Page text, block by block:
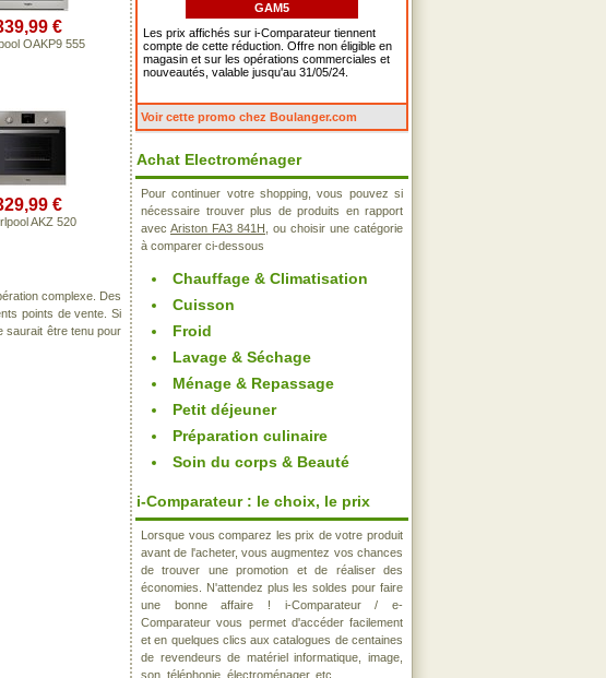
€
OAKP9 555
€
AKZ 520
complexe. Des
points de vente. Si
saurait être tenu pour
GAM5
Les prix affichés sur i-Comparateur tiennent
compte de cette réduction. Offre non éligible en
magasin et sur les opérations commerciales et
nouveautés, valable jusqu'au 31/05/24.
Voir cette promo chez Boulanger.com
Achat Electroménager
Pour continuer votre shopping, vous pouvez si
nécessaire trouver plus de produits en rapport
avec Ariston FA3 841H , ou choisir une catégorie
à comparer ci-dessous
Chauffage & Climatisation
Cuisson
Froid
Lavage & Séchage
Ménage & Repassage
Petit déjeuner
Préparation culinaire
Soin du corps & Beauté
i-Comparateur : le choix, le prix
Lorsque vous comparez les prix de votre produit
avant de l'acheter, vous augmentez vos chances
de trouver une promotion et de réaliser des
économies. N'attendez plus les soldes pour faire
une bonne affaire ! i-Comparateur / e-
Comparateur vous permet d'accéder facilement
et en quelques clics aux catalogues de centaines
de revendeurs de matériel informatique, image,
son, téléphonie, électroménager, etc..